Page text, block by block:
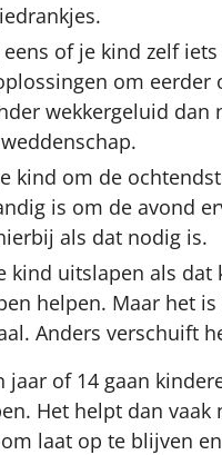
eens of je kind zelf
om eerder
wekkergeluid dan
kind om de
is om de avond
als dat nodig is.
kind uitslapen als dat
helpen. Maar het
Anders verschuift
jaar of 14 gaan
Het helpt dan
laat op te blijven